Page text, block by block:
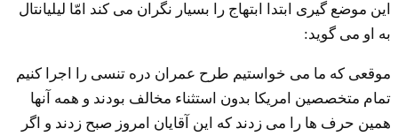
این موضع گیری ابتدا ابتهاج را بسیار نگران می کند امّا لیلیانتال
به او می گوید:
موقعی که ما می خواستیم طرح عمران دره تنسی را اجرا کنیم
تمام متخصصین امریکا بدون استثناء مخالف بودند و همه آنها
همین حرف ها را می زدند که این آقایان امروز صبح زدند و اگر